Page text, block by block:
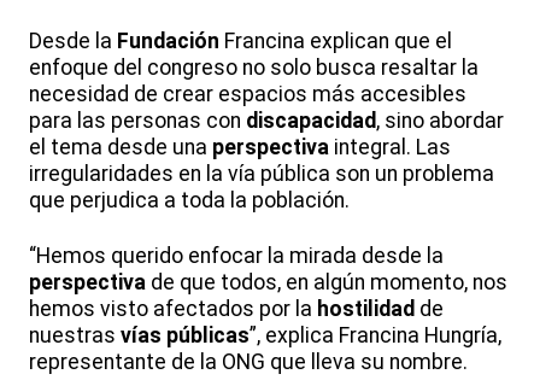
Desde la Fundación Francina explican que el
enfoque del congreso no solo busca resaltar la
necesidad de crear espacios más accesibles
para las personas con discapacidad, sino abordar
el tema desde una perspectiva integral. Las
irregularidades en la vía pública son un problema
que perjudica a toda la población.
“Hemos querido enfocar la mirada desde la
perspectiva de que todos, en algún momento, nos
hemos visto afectados por la hostilidad de
nuestras vías públicas”, explica Francina Hungría,
representante de la ONG que lleva su nombre.